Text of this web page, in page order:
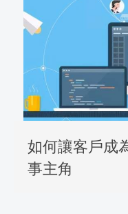
如何讓客戶成
事主角